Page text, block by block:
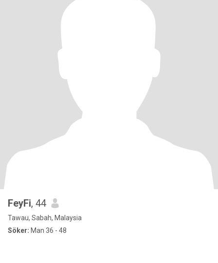
FeyFi, 44
Tawau, Sabah, Malaysia
Söker: Man 36 - 48